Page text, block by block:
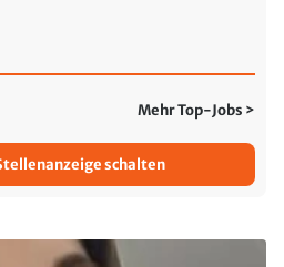
Mehr Top-Jobs >
schalten